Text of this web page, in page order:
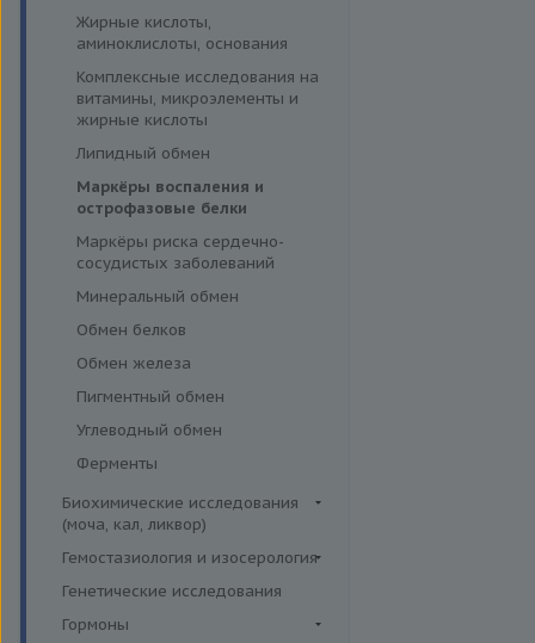
Лекарственные аллергены IgE,
IgG
Прочие аллергены IgE, IgG
иммуноглобулинов класса Е
Прогнозирование
эффективности АСИТ
Симптомные профили
Скрининговые исследования
Жирные кислоты,
аминоклислоты, основания
Комплексные исследования на
витамины, микроэлементы и
жирные кислоты
Липидный обмен
Маркёры воспаления и
острофазовые белки
Маркёры риска сердечно-
сосудистых заболеваний
Минеральный обмен
Обмен белков
Обмен железа
Пигментный обмен
Углеводный обмен
Ферменты
Биохимические исследования
(моча, кал, ликвор)
Ликвор
Гемостазиология и изосерология
Гемостазиология
Иммуногематология
Генетические исследования
Гормоны